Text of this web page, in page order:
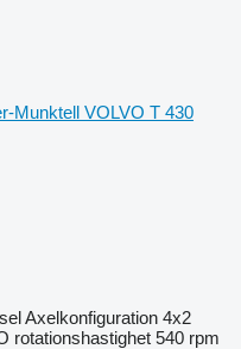
Munktell VOLVO T 430
Axelkonfiguration 4x2
rotationshastighet 540 rpm